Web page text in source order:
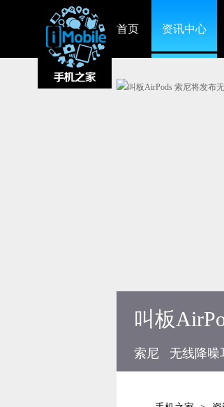
首页 资讯中心
叫板
索尼 无线降噪